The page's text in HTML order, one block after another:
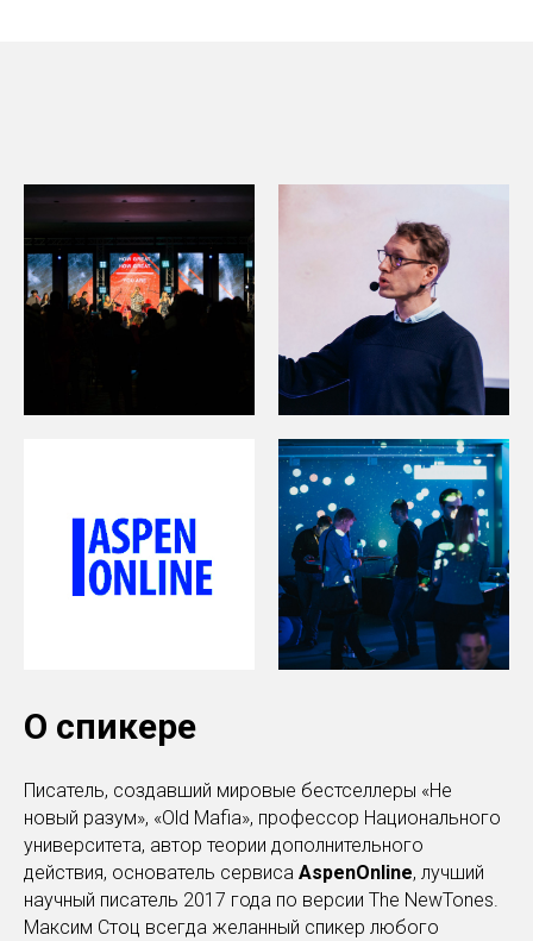
О спикере
Писатель, создавший мировые бестселлеры «Не
новый разум», «Old Mafia», профессор Национального
университета, автор теории дополнительного
действия, основатель сервиса AspenOnline, лучший
научный писатель 2017 года по версии The NewTones.
Максим Стоц всегда желанный спикер любого